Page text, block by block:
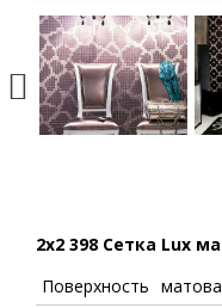
2x2 398 Сетка Lux
Поверхность